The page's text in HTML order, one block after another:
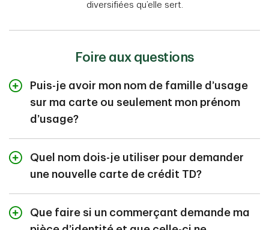
diversifiées qu’elle sert.
Foire aux questions
Puis-je avoir mon nom de famille d’usage
sur ma carte ou seulement mon prénom
d’usage?
ou votre nom de famille d’usage, ou bien les deux, sur
votre carte de crédit TD.
Quel nom dois-je utiliser pour demander
une nouvelle carte de crédit TD?
Veuillez donc utiliser votre nom légal lorsque vous
faites une demande pour une nouvelle carte de crédit
Que faire si un commerçant demande ma